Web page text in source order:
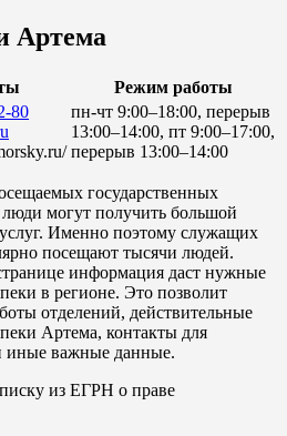
Артема
Режим работы
80
пн-чт 9:00–18:00, перерыв
13:00–14:00, пт 9:00–17:00,
перерыв 13:00–14:00
государственных
могут получить большой
Именно поэтому служащих
посещают тысячи людей.
информация даст нужные
в регионе. Это позволит
отделений, действительные
Артема, контакты для
иные важные данные.
из ЕГРН о праве